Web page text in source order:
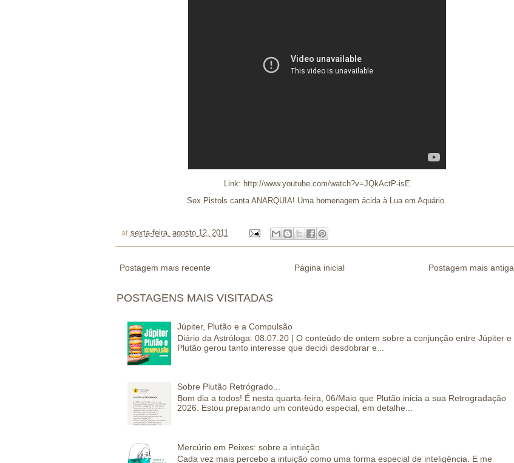
Link: http://www.youtube.com/watch?v=JQkActP-isE
Sex Pistols canta ANARQUIA! Uma homenagem ácida à Lua em Aquário.
at sexta-feira, agosto 12, 2011
Postagem mais recente Postagem mais antiga
Página inicial
POSTAGENS MAIS VISITADAS
Júpiter, Plutão e a Compulsão
Diário da Astróloga: 08.07.20 | O conteúdo de ontem sobre a conjunção entre Júpiter e
Plutão gerou tanto interesse que decidi desdobrar e...
Sobre Plutão Retrógrado...
Bom dia a todos! É nesta quarta-feira, 06/Maio que Plutão inicia a sua Retrogradação
2026. Estou preparando um conteúdo especial, em detalhe...
Mercúrio em Peixes: sobre a intuição
Cada vez mais percebo a intuição como uma forma especial de inteligência. E me